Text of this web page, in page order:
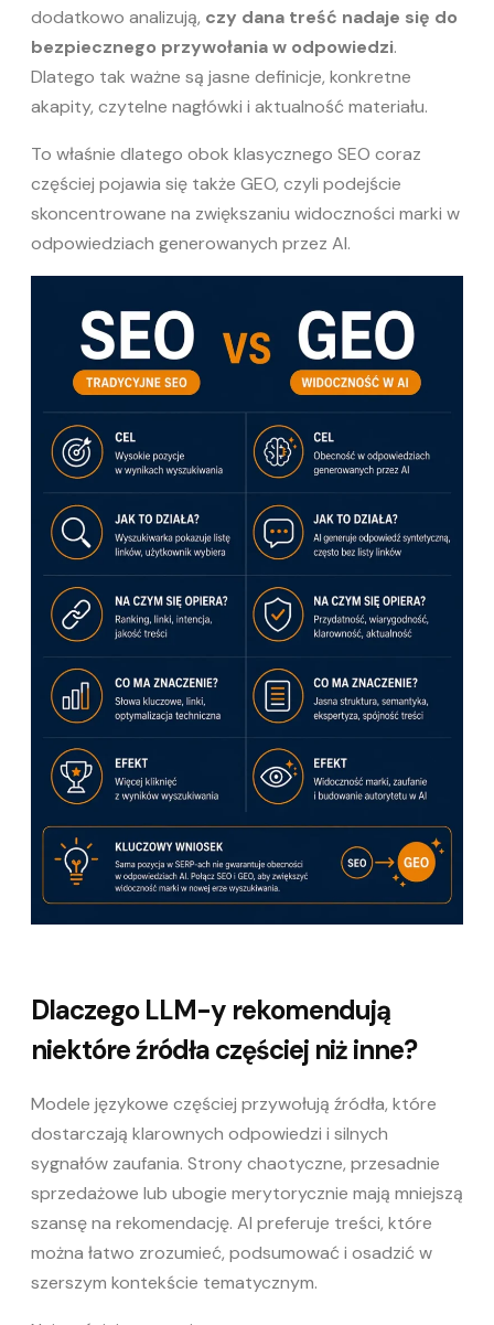
dodatkowo analizują, czy dana treść nadaje się do
bezpiecznego przywołania w odpowiedzi.
Dlatego tak ważne są jasne definicje, konkretne
akapity, czytelne nagłówki i aktualność materiału.
To właśnie dlatego obok klasycznego SEO coraz
częściej pojawia się także GEO, czyli podejście
skoncentrowane na zwiększaniu widoczności marki w
odpowiedziach generowanych przez AI.
Dlaczego LLM-y rekomendują
niektóre źródła częściej niż inne?
Modele językowe częściej przywołują źródła, które
dostarczają klarownych odpowiedzi i silnych
sygnałów zaufania. Strony chaotyczne, przesadnie
sprzedażowe lub ubogie merytorycznie mają mniejszą
szansę na rekomendację. AI preferuje treści, które
można łatwo zrozumieć, podsumować i osadzić w
szerszym kontekście tematycznym.